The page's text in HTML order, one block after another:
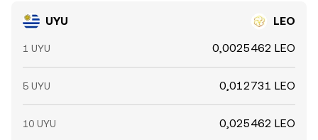
UYU LEO
1 UYU 0,0025462 LEO
5 UYU 0,012731 LEO
10 UYU 0,025462 LEO